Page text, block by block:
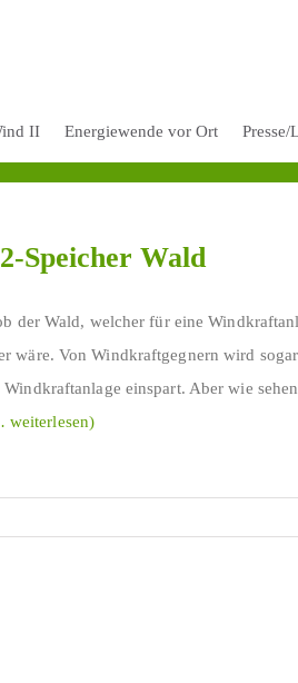
II Energiewende vor Ort Presse/
Speicher Wald
der Wald, welcher für eine
wäre. Von Windkraftgegnern wird
einspart. Aber wie
weiterlesen)